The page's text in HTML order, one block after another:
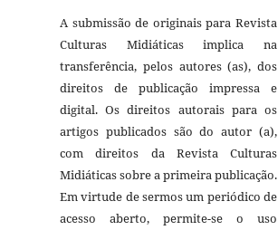
A submissão de originais para Revista
Culturas Midiáticas implica na
transferência, pelos autores (as), dos
direitos de publicação impressa e
digital. Os direitos autorais para os
artigos publicados são do autor (a),
com direitos da Revista Culturas
Midiáticas sobre a primeira publicação.
Em virtude de sermos um periódico de
acesso aberto, permite-se o uso